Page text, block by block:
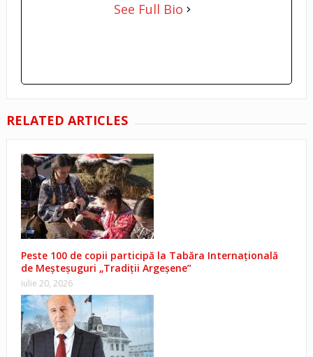
See Full Bio
RELATED ARTICLES
Peste 100 de copii participă la Tabăra Internațională
de Meșteșuguri „Tradiții Argeșene”
iulie 20, 2026